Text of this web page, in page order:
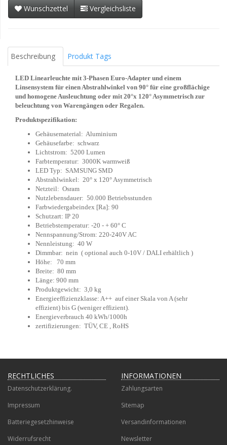
Wunschzettel Vergleichsliste
Beschreibung Produkt Tags
LED Linearleuchte mit 3-Phasen Euro-Adapter und einem
Linsensystem für einen Abstrahlwinkel von 90° für eine großflächige
und homogene Ausleuchtung oder mit 20°x 120° Asymmetrisch zur
beleuchtung von Warengängen oder Regalen.
Produktspezifikation:
Gehäusematerial: Aluminium
Gehäusefarbe: schwarz
Lichtstrom: 5200 Lumen
Farbtemperatur: 3000K warmweiß
LED Typ: SAMSUNG SMD
Abstrahlwinkel: 20° x 120° Asymmetrisch
Netzteil: Osram
Nutzlebensdauer: 50.000 Betriebsstunden
Farbwiedergabeindex [Ra]: 90
Schutzart: IP 20
Betriebstemperatur: -20 - + 60° C
Nennspannung/Strom: 220-240V AC
Nennleistung: 40 W
Dimmbar: nein ( optional auch 0-10V / DALI erhältlich )
Höhe: 70 mm
Breite: 80 mm
Länge: 900 mm
Produktgewicht: 3,0 kg
Energieeffizienzklasse: A++ auf einer Skala von A (sehr
effizient) bis G (weniger effizient).
Energieverbrauch 40 kWh/1000h
zertifizierungen: TÜV, CE , RoHS
RECHTLICHES
Datenschutzerklärung.
Impressum
Batteriegesetzhinweise
Widerrufsrecht
INFORMATIONEN
Zahlungsarten
Sitemap
Versandinformationen
Newsletter